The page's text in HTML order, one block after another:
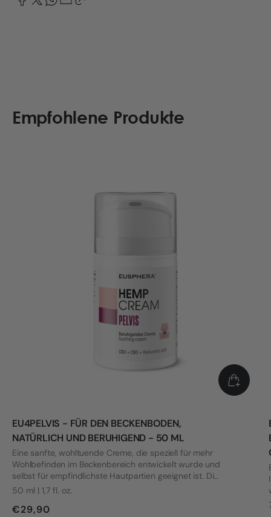
Empfohlene Produkte
EU4PELVIS - FÜR DEN BECKENBODEN,
NATÜRLICH UND BERUHIGEND - 50 ML
Eine sanfte, wohltuende Creme, die speziell für mehr
Wohlbefinden im Beckenbereich entwickelt wurde und
selbst für empfindlichste Hautpartien geeignet ist. Die
Formel wurde mit Blick auf die Bedürfnisse von Frauen
entwickelt.
50 ml | 1,7 fl. oz.
€29,90